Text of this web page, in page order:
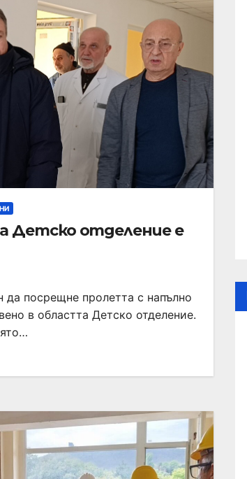
Детско отделение е
посрещне пролетта с напълно
в областта Детско отделение.